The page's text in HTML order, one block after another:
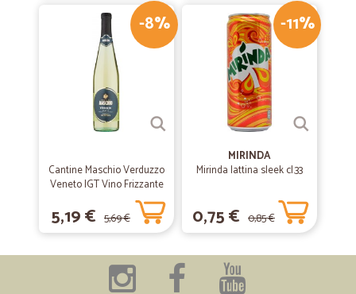
nonostante il problema avuto per la…
nonostante il problema avuto per la consegna avvenuta con 3 giorni
di ritardo, devo dire che siete sempre disponibili, gentili ed educati,
inoltre i vostri prodotti sono davvero strepitosi...inoltre fino ad ora e'
successo una sola volta..Succedono a volte questi problemi, specie
ora con covid19, l'importante e' che non siano frequenti..un grazie e
un saluto :)... alla prossima.
Ordine ricevuto perfettamente in 24…
Ordine ricevuto perfettamente in 24 ore, scelta dei prodotti varia e di
qualità. Ritengo sia un'ottimo servizio e gli operatori gentilissimi
nonostante il periodo un po complesso causa Covid. Complimenti !!
—Rino F.
-8%
Cantine Maschio Verduzzo
Veneto IGT Vino Frizzante
5,19 € 5,69 €
-11%
MIRINDA
Mirinda lattina sleek cl.33
0,75 € 0,85 €